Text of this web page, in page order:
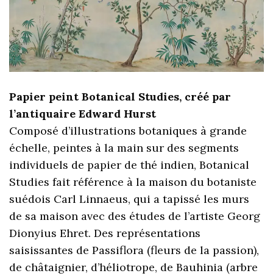
Papier peint Botanical Studies, créé par
l’antiquaire Edward Hurst
Composé d’illustrations botaniques à grande
échelle, peintes à la main sur des segments
individuels de papier de thé indien, Botanical
Studies fait référence à la maison du botaniste
suédois Carl Linnaeus, qui a tapissé les murs
de sa maison avec des études de l’artiste Georg
Dionyius Ehret. Des représentations
saisissantes de Passiflora (fleurs de la passion),
de châtaignier, d’héliotrope, de Bauhinia (arbre